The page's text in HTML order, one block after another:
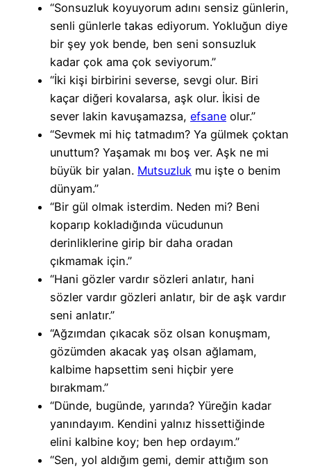
“Sonsuzluk koyuyorum adını sensiz günlerin,
senli günlerle takas ediyorum. Yokluğun diye
bir şey yok bende, ben seni sonsuzluk
kadar çok ama çok seviyorum.”
“İki kişi birbirini severse, sevgi olur. Biri
kaçar diğeri kovalarsa, aşk olur. İkisi de
sever lakin kavuşamazsa, efsane olur.”
“Sevmek mi hiç tatmadım? Ya gülmek çoktan
unuttum? Yaşamak mı boş ver. Aşk ne mi
büyük bir yalan. Mutsuzluk mu işte o benim
dünyam.”
“Bir gül olmak isterdim. Neden mi? Beni
koparıp kokladığında vücudunun
derinliklerine girip bir daha oradan
çıkmamak için.”
“Hani gözler vardır sözleri anlatır, hani
sözler vardır gözleri anlatır, bir de aşk vardır
seni anlatır.”
“Ağzımdan çıkacak söz olsan konuşmam,
gözümden akacak yaş olsan ağlamam,
kalbime hapsettim seni hiçbir yere
bırakmam.”
“Dünde, bugünde, yarında? Yüreğin kadar
yanındayım. Kendini yalnız hissettiğinde
elini kalbine koy; ben hep ordayım.”
“Sen, yol aldığım gemi, demir attığım son